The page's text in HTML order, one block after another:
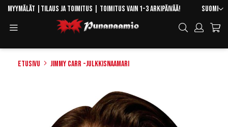
Skip
Content
Kieli
Suomi
Myymälät Tilaus ja toimitus | Toimitus vain 1-3 arkipäivää!
Hae
Etusivu Jimmy Carr -julkkisnaamari